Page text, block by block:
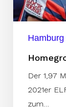
Der 1,97
2021er
zum…